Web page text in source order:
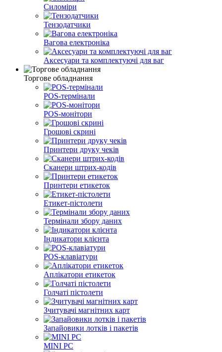
Силоміри
Тензодатчики
Вагова електроніка
Аксесуари та комплектуючі для ваг
Торгове обладнання
POS-термінали
POS-монітори
Грошові скрині
Принтери друку чеків
Сканери штрих-кодів
Принтери етикеток
Етикет-пістолети
Термінали збору даних
Індикатори клієнта
POS-клавіатури
Аплікатори етикеток
Голчаті пістолети
Зчитувачі магнітних карт
Запайовики лотків і пакетів
MINI PC